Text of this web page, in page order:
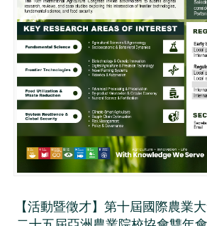
【活動暨徵才】第十屆國際農業